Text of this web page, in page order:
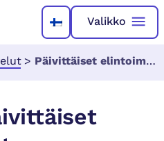
Valikko
> Päivittäiset elintoiminnot